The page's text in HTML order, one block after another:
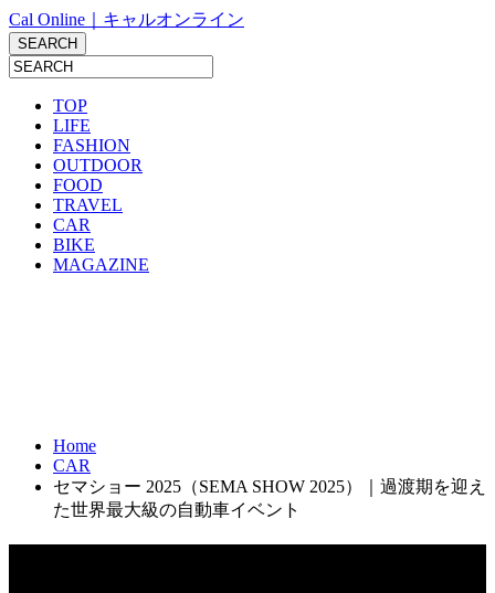
Cal Online｜キャルオンライン
TOP
LIFE
FASHION
OUTDOOR
FOOD
TRAVEL
CAR
BIKE
MAGAZINE
Home
CAR
セマショー 2025（SEMA SHOW 2025）｜過渡期を迎え
た世界最大級の自動車イベント